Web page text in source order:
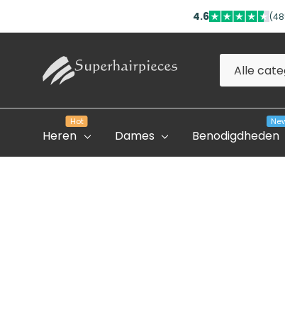
4.6
Alle
Zoeken
Heren
Hot
Dames Benodigdheden